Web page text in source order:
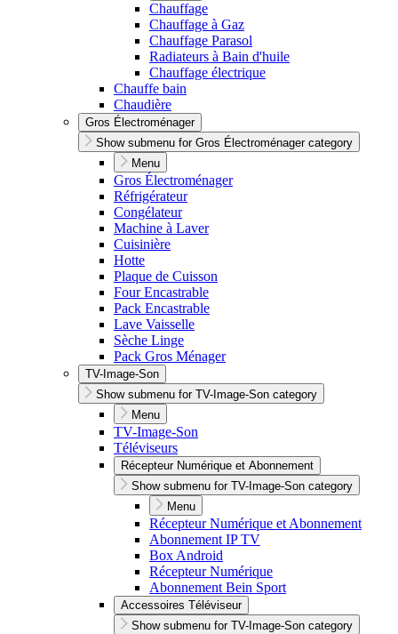
Chauffage
Chauffage à Gaz
Chauffage Parasol
Radiateurs à Bain d'huile
Chauffage électrique
Chauffe bain
Chaudière
Gros Électroménager
Show submenu for Gros Électroménager category
Menu
Gros Électroménager
Réfrigérateur
Congélateur
Machine à Laver
Cuisinière
Hotte
Plaque de Cuisson
Four Encastrable
Pack Encastrable
Lave Vaisselle
Sèche Linge
Pack Gros Ménager
TV-Image-Son
Show submenu for TV-Image-Son category
Menu
TV-Image-Son
Téléviseurs
Récepteur Numérique et Abonnement
Show submenu for TV-Image-Son category
Menu
Récepteur Numérique et Abonnement
Abonnement IP TV
Box Android
Récepteur Numérique
Abonnement Bein Sport
Accessoires Téléviseur
Show submenu for TV-Image-Son category